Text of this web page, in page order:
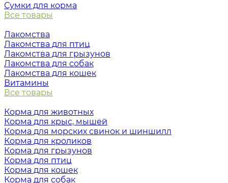
Сумки для корма
Все товары
Лакомства
Лакомства для птиц
Лакомства для грызунов
Лакомства для собак
Лакомства для кошек
Витамины
Все товары
Корма для животных
Корма для крыс, мышей
Корма для морских свинок и шиншилл
Корма для кроликов
Корма для грызунов
Корма для птиц
Корма для кошек
Корма для собак